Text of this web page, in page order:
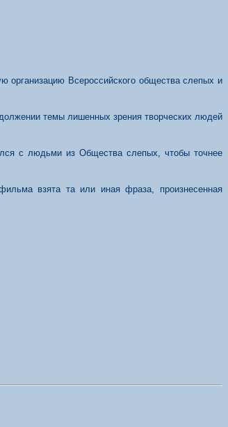
организацию Всероссийского общества слепых и
темы лишенных зрения творческих людей
с людьми из Общества слепых, чтобы точнее
взята та или иная фраза, произнесенная